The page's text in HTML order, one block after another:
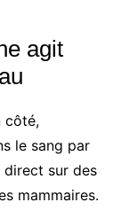
agit
côté,
le sang par
direct sur des
mammaires.